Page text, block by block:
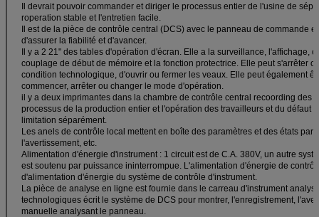
Il devrait pouvoir commander et diriger le processus entier de l'usine de
roperation stable et l'entretien facile.
Il est de la pièce de contrôle central (DCS) avec le panneau de commande
d'assurer la fiabilité et d'avancer.
Il y a 2 21" des tables d'opération d'écran. Elle a la surveillance, l'affichage,
couplage de début de mémoire et la fonction protectrice. Elle peut s'arrêter
condition technologique, d'ouvrir ou fermer les veaux. Elle peut également
commencer, arrêter ou changer le mode d'opération.
il y a deux imprimantes dans la chambre de contrôle central recoording des
processus de la production entier et l'opération des travailleurs et du défaut
limitation séparément.
Les anels de contrôle local mettent en boîte des paramètres et des états
l'avertissement, etc.
Alimentation d'énergie d'instrument : 1 circuit est de C.A. 380V, un autre
est soutenu par puissance ininterrompue. L'alimentation d'énergie de
d'alimentation d'énergie du système de contrôle d'instrument.
La pièce de analyse en ligne est fournie dans le carreau d'instrument
technologiques écrit le système de DCS pour montrer, l'enregistrement,
manuelle analysant le panneau.